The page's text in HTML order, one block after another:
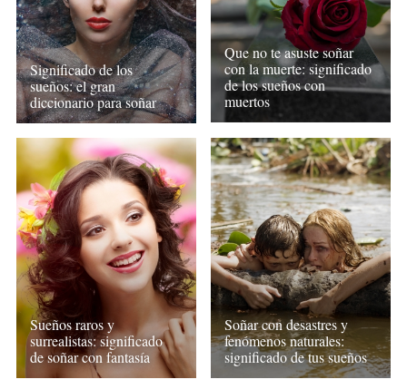
Significado de los
sueños: el gran
diccionario para soñar
Que no te asuste soñar
con la muerte: significado
de los sueños con
muertos
Sueños raros y
surrealistas: significado
de soñar con fantasía
Soñar con desastres y
fenómenos naturales:
significado de tus sueños